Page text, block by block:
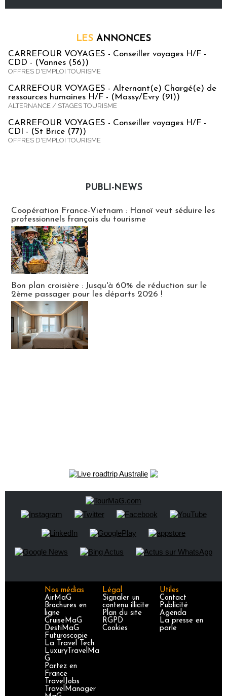
LES ANNONCES
CARREFOUR VOYAGES - Conseiller voyages H/F -
CDD - (Vannes (56))
OFFRES D'EMPLOI TOURISME
CARREFOUR VOYAGES - Alternant(e) Chargé(e) de
ressources humaines H/F - (Massy/Evry (91))
ALTERNANCE / STAGES TOURISME
CARREFOUR VOYAGES - Conseiller voyages H/F -
CDI - (St Brice (77))
OFFRES D'EMPLOI TOURISME
PUBLI-NEWS
Coopération France-Vietnam : Hanoï veut séduire les
professionnels français du tourisme
Bon plan croisière : Jusqu'à 60% de réduction sur le
2ème passager pour les départs 2026 !
Nos médias
AirMaG
Brochures en
ligne
CruiseMaG
DestiMaG
Futuroscopie
La Travel Tech
LuxuryTravelMa
G
Partez en
France
TravelJobs
TravelManager
Légal
Signaler un
contenu illicite
Plan du site
RGPD
Cookies
Utiles
Contact
Publicité
Agenda
La presse en
parle